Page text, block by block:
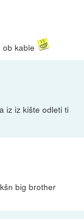
kable
iz iz kište odleti ti
big brother